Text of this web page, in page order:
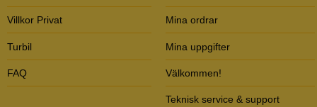
Villkor Privat
Turbil
FAQ
Mina ordrar
Mina uppgifter
Välkommen!
Teknisk service & support